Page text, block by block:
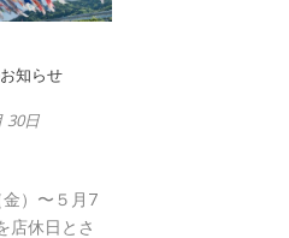
知らせ
30日
金）〜５月7
店休日とさ